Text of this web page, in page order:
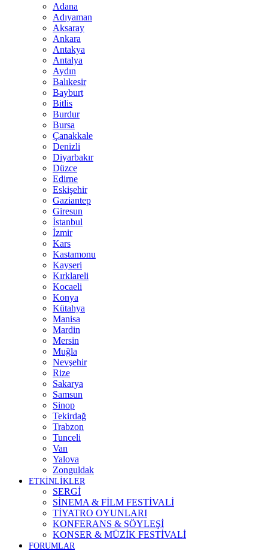
Adana
Adıyaman
Aksaray
Ankara
Antakya
Antalya
Aydın
Balıkesir
Bayburt
Bitlis
Burdur
Bursa
Çanakkale
Denizli
Diyarbakır
Düzce
Edirne
Eskişehir
Gaziantep
Giresun
İstanbul
İzmir
Kars
Kastamonu
Kayseri
Kırklareli
Kocaeli
Konya
Kütahya
Manisa
Mardin
Mersin
Muğla
Nevşehir
Rize
Sakarya
Samsun
Sinop
Tekirdağ
Trabzon
Tunceli
Van
Yalova
Zonguldak
ETKİNLİKLER
SERGİ
SİNEMA & FİLM FESTİVALİ
TİYATRO OYUNLARI
KONFERANS & SÖYLEŞİ
KONSER & MÜZİK FESTİVALİ
FORUMLAR